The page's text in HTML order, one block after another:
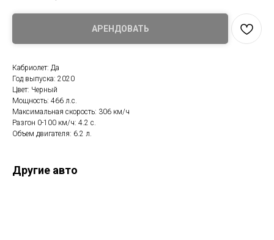
АРЕНДОВАТЬ
Кабриолет: Да
Год выпуска: 2020
Цвет: Черный
Мощность: 466 л.с.
Максимальная скорость: 306 км/ч
Разгон 0-100 км/ч: 4.2 с.
Объем двигателя: 6.2 л.
Другие авто